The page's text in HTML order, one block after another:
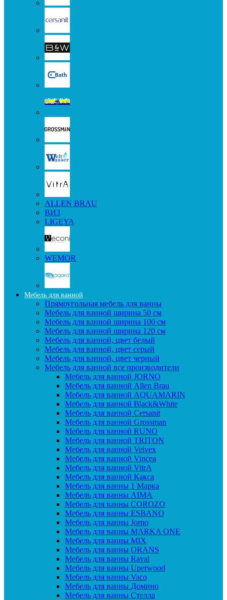
ALLEN BRAU
ВИЗ
LIGEYA
WEMOR
Мебель для ванной
Прямоугольная мебель для ванны
Мебель для ванной ширина 50 см
Мебель для ванной ширина 100 см
Мебель для ванной ширина 120 см
Мебель для ванной, цвет белый
Мебель для ванной, цвет серый
Мебель для ванной, цвет черный
Мебель для ванной все производители
Мебель для ванной JORNO
Мебель для ванной Allen Brau
Мебель для ванной AQUAMARIN
Мебель для ванной Black&White
Мебель для ванной Cersanit
Мебель для ванной Grossman
Мебель для ванной RUNO
Мебель для ванной TRITON
Мебель для ванной Velvex
Мебель для ванной Vincea
Мебель для ванной VitrA
Мебель для ванной Какса
Мебель для ванны 1 Марка
Мебель для ванны AIMA
Мебель для ванны COROZO
Мебель для ванны ESBANO
Мебель для ванны Jorno
Мебель для ванны MARKA ONE
Мебель для ванны MIX
Мебель для ванны ORANS
Мебель для ванны Raval
Мебель для ванны Uperwood
Мебель для ванны Vaco
Мебель для ванны Домино
Мебель для ванны Стелла